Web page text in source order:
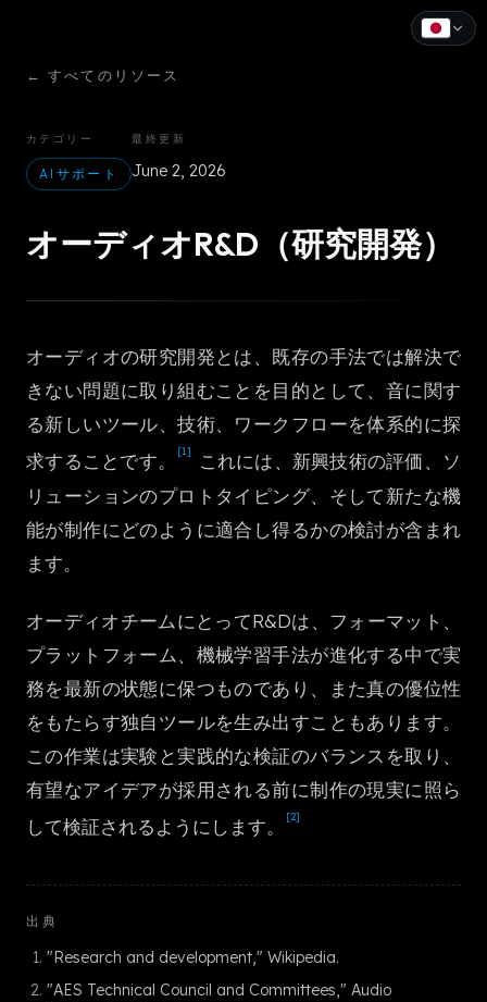
← すべてのリソース
カテゴリー
AIサポート
最終更新
June 2, 2026
オーディオR&D（研究開発）
オーディオの研究開発とは、既存の手法では解決で
きない問題に取り組むことを目的として、音に関す
る新しいツール、技術、ワークフローを体系的に探
求することです。
[1]
これには、新興技術の評価、ソ
リューションのプロトタイピング、そして新たな機
能が制作にどのように適合し得るかの検討が含まれ
ます。
オーディオチームにとってR&Dは、フォーマット、
プラットフォーム、機械学習手法が進化する中で実
務を最新の状態に保つものであり、また真の優位性
をもたらす独自ツールを生み出すこともあります。
この作業は実験と実践的な検証のバランスを取り、
有望なアイデアが採用される前に制作の現実に照ら
して検証されるようにします。
[2]
出典
"Research and development," Wikipedia.
"AES Technical Council and Committees," Audio
Italiano
Русский
日本語
한국어